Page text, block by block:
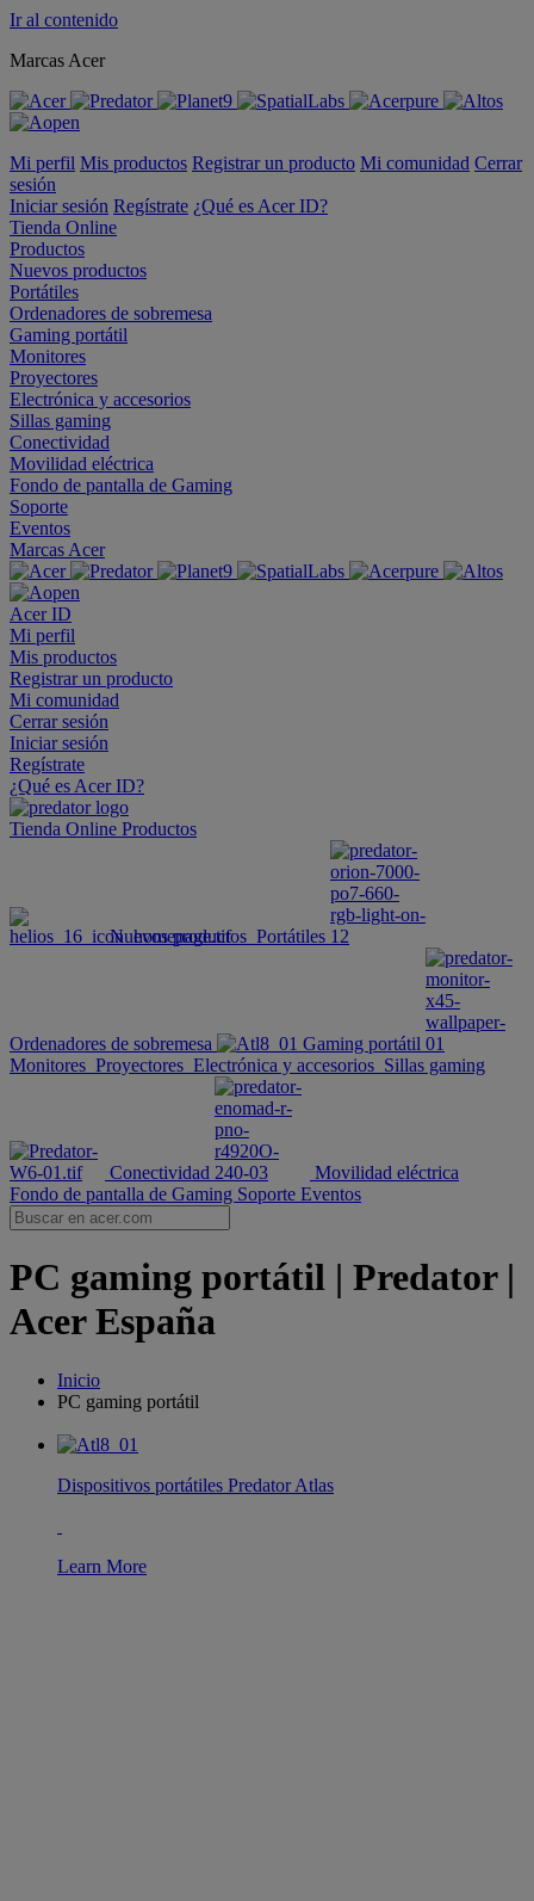
Ir al contenido
Marcas Acer
Mi perfil Mis productos Registrar un producto Mi comunidad Cerrar
sesión
Iniciar sesión Regístrate ¿Qué es Acer ID?
Tienda Online
Productos
Nuevos productos
Portátiles
Ordenadores de sobremesa
Gaming portátil
Monitores
Proyectores
Electrónica y accesorios
Sillas gaming
Conectividad
Movilidad eléctrica
Fondo de pantalla de Gaming
Soporte
Eventos
Marcas Acer
Acer ID
Mi perfil
Mis productos
Registrar un producto
Mi comunidad
Cerrar sesión
Iniciar sesión
Regístrate
¿Qué es Acer ID?
Tienda Online Productos
Nuevos productos Portátiles
Ordenadores de sobremesa
Gaming portátil
Monitores Proyectores Electrónica y accesorios Sillas gaming
Conectividad
Movilidad eléctrica
Fondo de pantalla de Gaming Soporte Eventos
PC gaming portátil | Predator |
Acer España
Inicio
PC gaming portátil
Dispositivos portátiles Predator Atlas
Learn More